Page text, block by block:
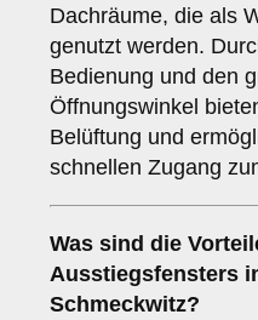
Dachräume, die als
genutzt werden.
Bedienung und den
Öffnungswinkel
Belüftung und
schnellen Zugang
Was sind die
Ausstiegsfensters
Schmeckwitz?